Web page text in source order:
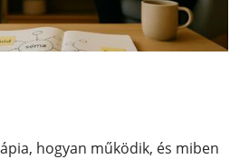
hogyan működik, és miben